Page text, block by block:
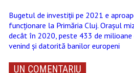
Bugetul de investiții pe 2021 e
funcționare la Primăria Cluj. Orașul
decât în 2020, peste 433 de milioane
venind și datorită banilor europeni
UN COMENTARIU